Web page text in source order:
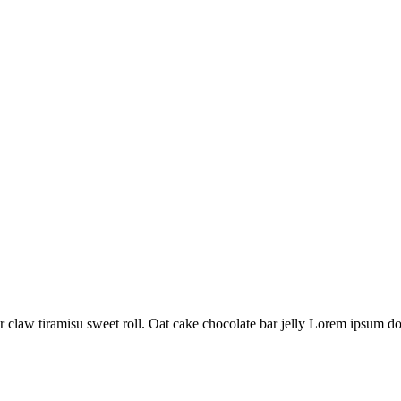
tiramisu sweet roll. Oat cake chocolate bar jelly Lorem ipsum